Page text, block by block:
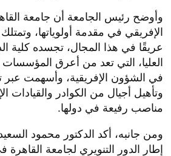
وأوضح رئيس الجامعة أن جامعة
الإفريقي في مقدمة أولوياتها، وتمتلك
عريقًا في هذا المجال، تجسده كلية
العليا، التي تعد من أعرق المؤسسات
في الشؤون الإفريقية، وأسهمت عبر
وتأهيل أجيال من الكوادر والقيادات
مناصب رفيعة في دولها.
ومن جانبه، أكد الدكتور محمود
إطار الدور التنويري لجامعة القاهرة